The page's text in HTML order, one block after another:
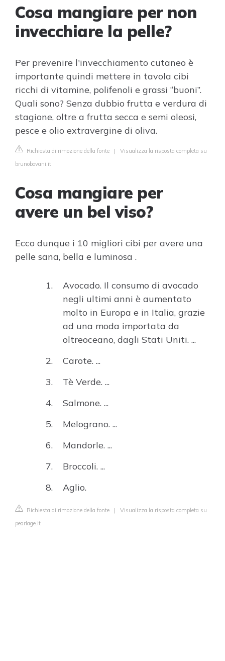
Cosa mangiare per non
invecchiare la pelle?
Per prevenire l'invecchiamento cutaneo è
importante quindi mettere in tavola cibi
ricchi di vitamine, polifenoli e grassi “buoni”.
Quali sono? Senza dubbio frutta e verdura di
stagione, oltre a frutta secca e semi oleosi,
pesce e olio extravergine di oliva.
Richiesta di rimozione della fonte | Visualizza la risposta completa su
brunobovani.it
Cosa mangiare per
avere un bel viso?
Ecco dunque i 10 migliori cibi per avere una
pelle sana, bella e luminosa .
Avocado. Il consumo di avocado
negli ultimi anni è aumentato
molto in Europa e in Italia, grazie
ad una moda importata da
oltreoceano, dagli Stati Uniti. ...
Carote. ...
Tè Verde. ...
Salmone. ...
Melograno. ...
Mandorle. ...
Broccoli. ...
Aglio.
Richiesta di rimozione della fonte | Visualizza la risposta completa su
pearlage.it